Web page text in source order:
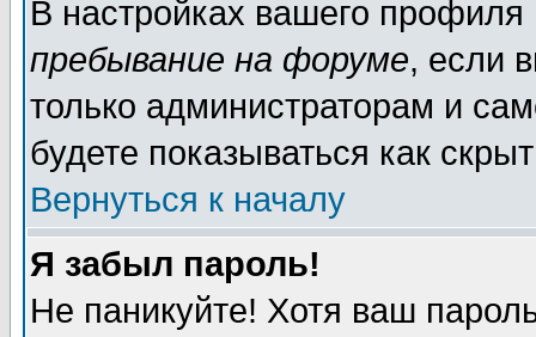
В настройках вашего
пребывание на форуме, если
только администраторам и
будете показываться как
Вернуться к началу
Я забыл пароль!
Не паникуйте! Хотя ваш